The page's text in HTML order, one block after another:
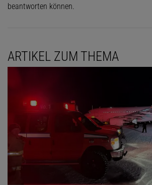
beantworten können.
ARTIKEL ZUM THEMA